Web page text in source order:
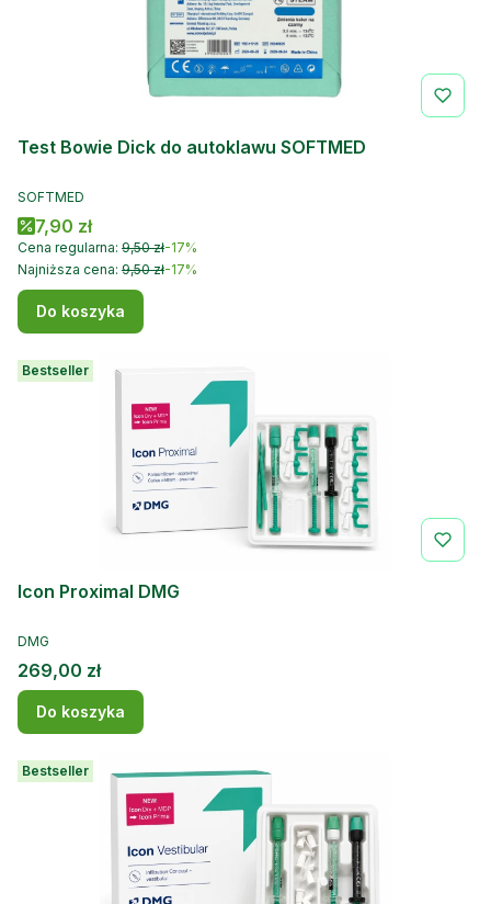
Test Bowie Dick do autoklawu SOFTMED
PRODUCENT
SOFTMED
Cena promocyjna
7,90 zł
Cena regularna: 9,50 zł-17%
Najniższa cena: 9,50 zł-17%
Do koszyka
Bestseller
Icon Proximal DMG
PRODUCENT
DMG
Cena
269,00 zł
Do koszyka
Bestseller